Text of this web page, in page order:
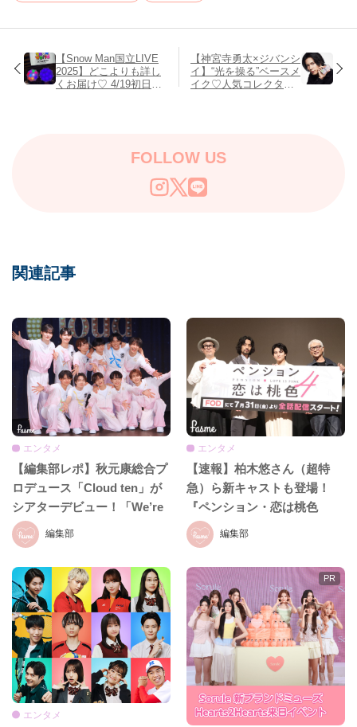
【Snow Man国立LIVE
2025】どこよりも詳し
くお届け♡ 4/19初日セ
【神宮寺勇太×ジバンシ
イ】“光を操る”ベースメ
イク♡人気コレクター
FOLLOW US
関連記事
編集部
エンタメ
【編集部レポ】秋元康総合プ
ロデュース「Cloud ten」が
シアターデビュー！「We’re
Cloud ten」公開ゲネプロの
様子をレポ♡
編集部
エンタメ
【速報】柏木悠さん（超特
急）ら新キャストも登場！
『ペンション・恋は桃色
season4』完成披露イベント
をレポ♡
エンタメ